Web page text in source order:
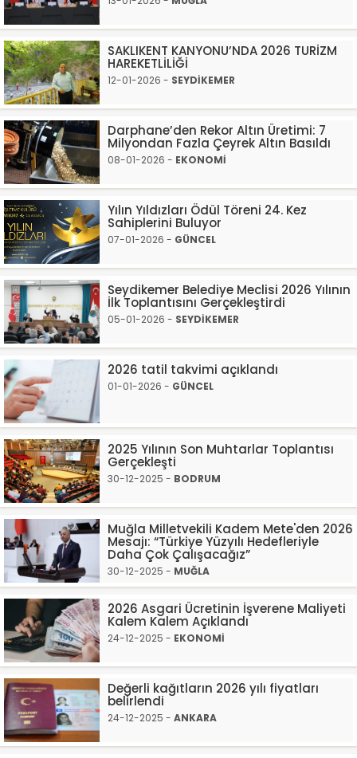
SAKLIKENT KANYONU’NDA 2026 TURİZM
HAREKETLİLİĞİ
12-01-2026 - SEYDİKEMER
Darphane’den Rekor Altın Üretimi: 7
Milyondan Fazla Çeyrek Altın Basıldı
08-01-2026 - EKONOMİ
Yılın Yıldızları Ödül Töreni 24. Kez
Sahiplerini Buluyor
07-01-2026 - GÜNCEL
Seydikemer Belediye Meclisi 2026 Yılının
İlk Toplantısını Gerçekleştirdi
05-01-2026 - SEYDİKEMER
2026 tatil takvimi açıklandı
01-01-2026 - GÜNCEL
2025 Yılının Son Muhtarlar Toplantısı
Gerçekleşti
30-12-2025 - BODRUM
Muğla Milletvekili Kadem Mete'den 2026
Mesajı: “Türkiye Yüzyılı Hedefleriyle
Daha Çok Çalışacağız”
30-12-2025 - MUĞLA
2026 Asgari Ücretinin İşverene Maliyeti
Kalem Kalem Açıklandı
24-12-2025 - EKONOMİ
Değerli kağıtların 2026 yılı fiyatları
belirlendi
24-12-2025 - ANKARA